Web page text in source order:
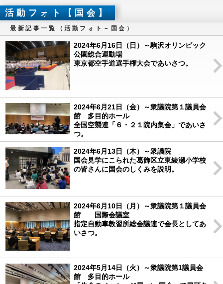
活動フォト【国会】
最新記事一覧（活動フォト－国会）
2024年6月16日（日）～駒沢オリンピック
公園総合運動場
東京都空手道選手権大会であいさつ。
2024年6月21日（金）～衆議院第１議員会
館 多目的ホール
全国空襲連「６・２１院内集会」であいさ
つ。
2024年6月13日（木）～衆議院
国会見学にこられた葛飾区立東綾瀬小学校
の皆さんに国会のしくみを説明。
2024年6月10日（月）～衆議院第１議員会
館 国際会議室
指定自動車教習所総会議連で会長としてあ
いさつ。
2024年5月14日（火）～衆議院第1議員会
館 多目的ホール